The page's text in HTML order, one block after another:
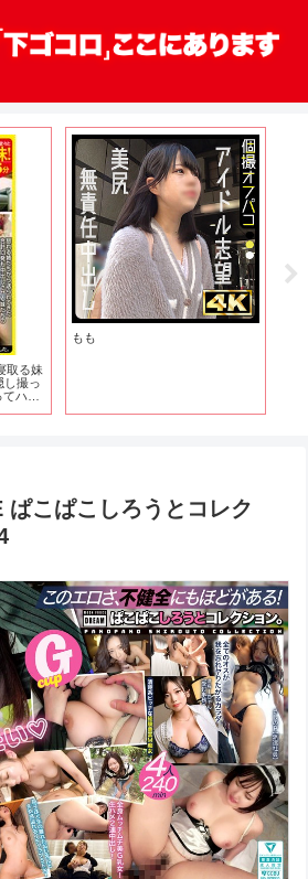
取る妹
し撮っ
ハメ
もも
ぱこぱこしろうとコレク